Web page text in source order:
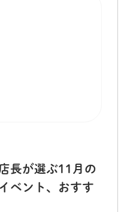
長が選ぶ11月の
ベント、おすす